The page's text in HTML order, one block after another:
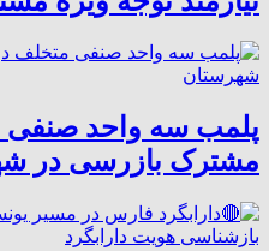
پلمب سه واحد
مشترک بازرسی در